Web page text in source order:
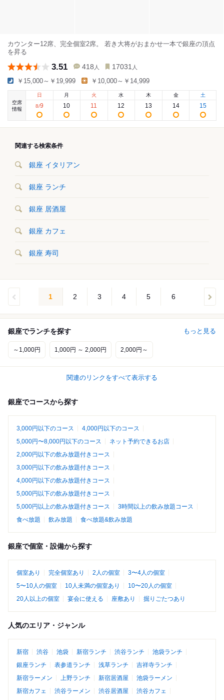
カウンター12席、完全個室2席。 若き大将がおまかせ一本で銀座の頂点
を昇る
3.51 418 人 17031 人
￥15,000～￥19,999 ￥10,000～￥14,999
空席
情報
日
8/9
月
10
火
11
水
12
木
13
金
14
土
15
関連する検索条件
銀座 イタリアン
銀座 ランチ
銀座 居酒屋
銀座 カフェ
銀座 寿司
1 2 3 4 5 6
銀座でランチを探す もっと見る
～1,000円 1,000円 ～ 2,000円 2,000円～
関連のリンクをすべて表示する
銀座でコースから探す
3,000円以下のコース
4,000円以下のコース
5,000円〜8,000円以下のコース
ネット予約できるお店
2,000円以下の飲み放題付きコース
3,000円以下の飲み放題付きコース
4,000円以下の飲み放題付きコース
5,000円以下の飲み放題付きコース
5,000円以上の飲み放題付きコース
3時間以上の飲み放題コース
食べ放題
飲み放題 食べ放題&飲み放題
銀座で個室・設備から探す
個室あり 完全個室あり 2人の個室
3〜4人の個室
5〜10人の個室
10人未満の個室あり
10〜20人の個室
20人以上の個室
宴会に使える 座敷あり 掘りごたつあり
人気のエリア・ジャンル
新宿 渋谷 池袋 新宿ランチ 渋谷ランチ
池袋ランチ
銀座ランチ
表参道ランチ 浅草ランチ
吉祥寺ランチ
新宿ラーメン
上野ランチ 新宿居酒屋
池袋ラーメン
新宿カフェ
渋谷ラーメン 渋谷居酒屋
渋谷カフェ